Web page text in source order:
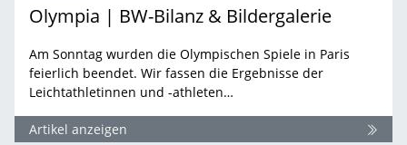
Olympia | BW-Bilanz & Bildergalerie
Am Sonntag wurden die Olympischen Spiele in Paris
feierlich beendet. Wir fassen die Ergebnisse der
Leichtathletinnen und -athleten…
Artikel anzeigen